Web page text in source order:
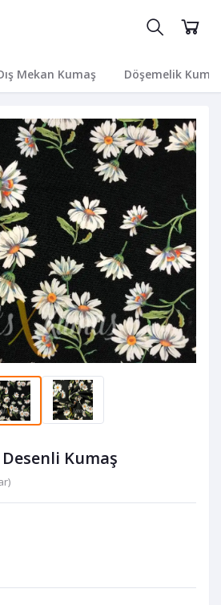
Mekan Kumaş Döşemelik
Kumaş